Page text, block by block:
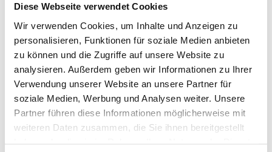
Diese Webseite verwendet Cookies
Wir verwenden Cookies, um Inhalte und Anzeigen zu
personalisieren, Funktionen für soziale Medien anbieten
zu können und die Zugriffe auf unsere Website zu
analysieren. Außerdem geben wir Informationen zu Ihrer
Verwendung unserer Website an unsere Partner für
soziale Medien, Werbung und Analysen weiter. Unsere
Partner führen diese Informationen möglicherweise mit
weiteren Daten zusammen, die Sie ihnen bereitgestellt
2x Waschtisch-Anschluss Spar-Set f.
Doppelwaschtische
Sofort lieferbar 11.08-13.08.
129,80 €*
In den Warenkorb